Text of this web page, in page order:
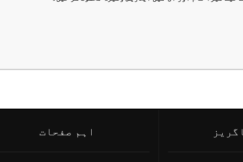
اہم صفحات